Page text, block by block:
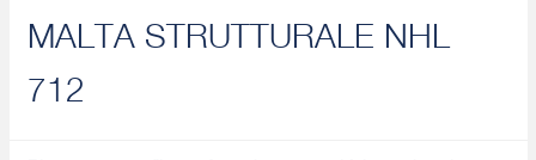
MALTA STRUTTURALE NHL
712